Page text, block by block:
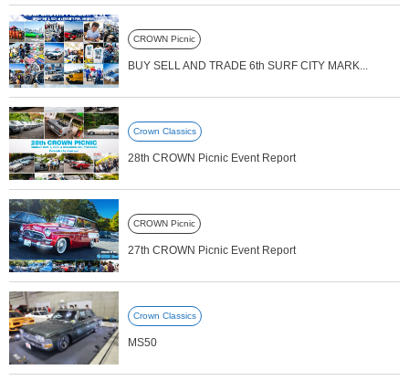
CROWN Picnic
BUY SELL AND TRADE 6th SURF CITY MARK...
Crown Classics
28th CROWN Picnic Event Report
CROWN Picnic
27th CROWN Picnic Event Report
Crown Classics
MS50